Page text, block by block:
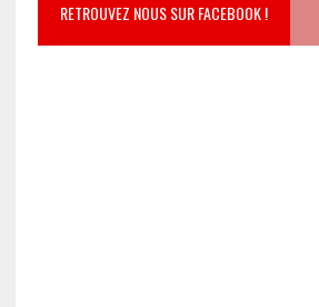
RETROUVEZ NOUS SUR FACEBOOK !